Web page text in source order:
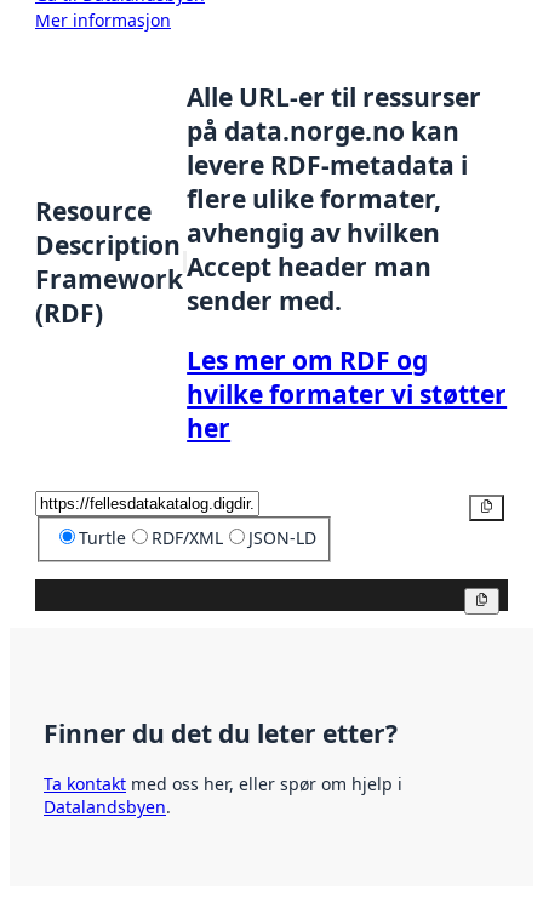
Mer informasjon
Resource
Description
Framework
(RDF)
Alle URL-er til ressurser
på data.norge.no kan
levere RDF-metadata i
flere ulike formater,
avhengig av hvilken
Accept header man
sender med.
Les mer om RDF og
hvilke formater vi støtter
her
Turtle RDF/XML JSON-LD
Finner du det du leter etter?
Ta kontakt med oss her, eller spør om hjelp i
Datalandsbyen.